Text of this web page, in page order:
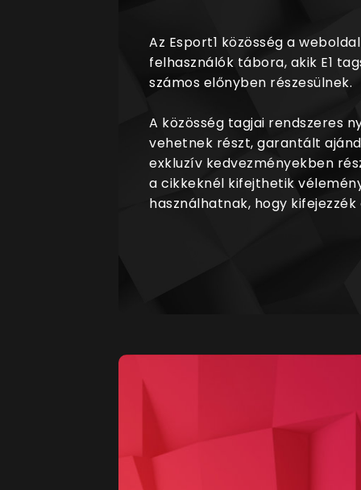
Az Esport1 közösség a
felhasználók tábora, akik E1
számos előnyben részesülnek.
A közösség tagjai rendszeres
vehetnek részt, garantált
exkluzív kedvezményekben
a cikkeknél kifejthetik
használhatnak, hogy